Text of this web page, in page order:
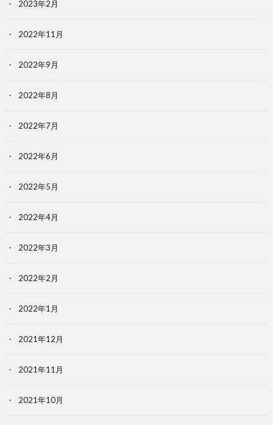
2023年2月
2022年11月
2022年9月
2022年8月
2022年7月
2022年6月
2022年5月
2022年4月
2022年3月
2022年2月
2022年1月
2021年12月
2021年11月
2021年10月